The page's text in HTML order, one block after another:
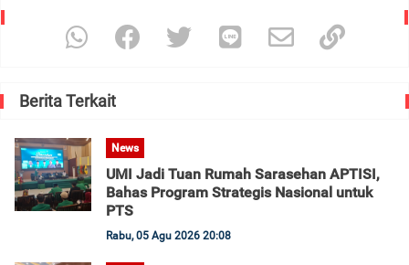
Berita Terkait
News
UMI Jadi Tuan Rumah Sarasehan APTISI,
Bahas Program Strategis Nasional untuk
PTS
Rabu, 05 Agu 2026 20:08